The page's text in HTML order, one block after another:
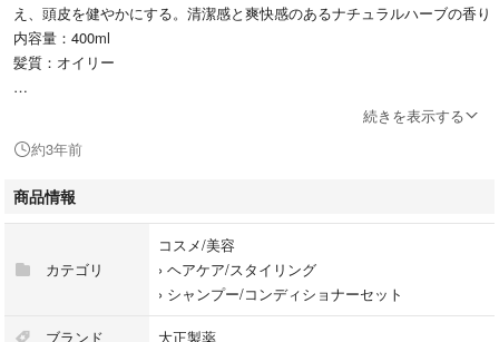
え、頭皮を健やかにする。清潔感と爽快感のあるナチュラルハーブの香り
内容量：400ml
髪質：オイリー
●リアップエナジー薬用スカルプパックコンディショナートリートメント
やゴワつきから守る。清潔感と爽快感のあるナチュラルハーブの香り
内容量；400ml
髪質：全髪質対応
これ以上のお値下げはできないです。
続きを表示する
約3年前
商品情報
カテゴリ
コスメ/美容
› ヘアケア/スタイリング
› シャンプー/コンディショナーセット
ブランド 大正製薬